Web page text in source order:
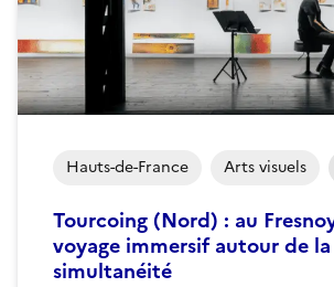
Tourcoing (Nord) : au
voyage immersif autour de la
simultanéité
Hauts-de-France Arts visuels